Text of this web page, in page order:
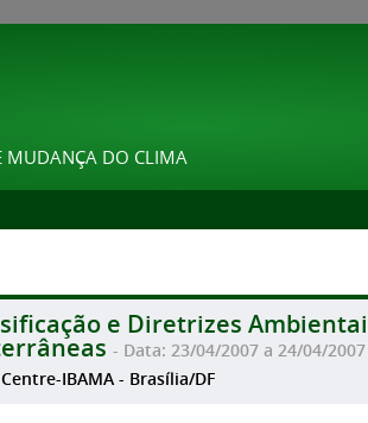
MUDANÇA DO CLIMA
e Diretrizes
- Data: 23/04/2007 a 24/04/2007
IBAMA - Brasília/DF